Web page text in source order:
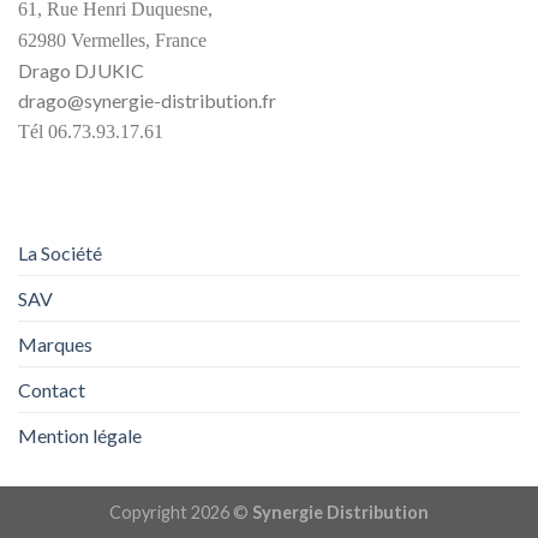
61, Rue Henri Duquesne,
62980 Vermelles, France
Drago DJUKIC
drago@synergie-distribution.fr
Tél 06.73.93.17.61
La Société
SAV
Marques
Contact
Mention légale
Copyright 2026 © Synergie Distribution